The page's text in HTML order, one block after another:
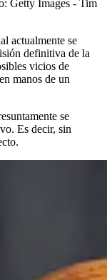
Getty Images - Tim
actualmente se
definitiva de la
vicios de
manos de un
se
Es decir, sin